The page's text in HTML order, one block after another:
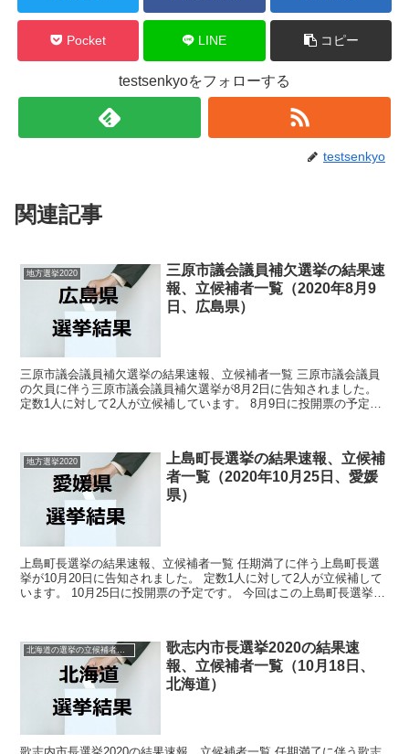
Pocket LINE コピー
testsenkyoをフォローする
testsenkyo
関連記事
地方選挙2020
三原市議会議員補欠選挙の結果速
報、立候補者一覧（2020年8月9
日、広島県）
三原市議会議員補欠選挙の結果速報、立候補者一覧 三原市議会議員
の欠員に伴う三原市議会議員補欠選挙が8月2日に告知されました。
定数1人に対して2人が立候補しています。 8月9日に投開票の予定で
地方選挙2020
上島町長選挙の結果速報、立候補
者一覧（2020年10月25日、愛媛
県）
上島町長選挙の結果速報、立候補者一覧 任期満了に伴う上島町長選
挙が10月20日に告知されました。 定数1人に対して2人が立候補して
います。 10月25日に投開票の予定です。 今回はこの上島町長選挙の
北海道の選挙の立候補者と結果速報一覧
歌志内市長選挙2020の結果速
報、立候補者一覧（10月18日、
北海道）